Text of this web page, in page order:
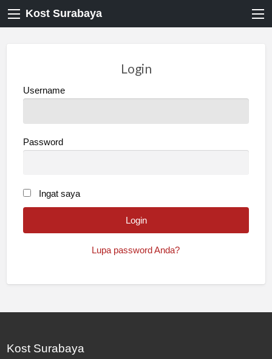
Kost Surabaya
Login
Username
Password
Ingat saya
Lupa password Anda?
Kost Surabaya